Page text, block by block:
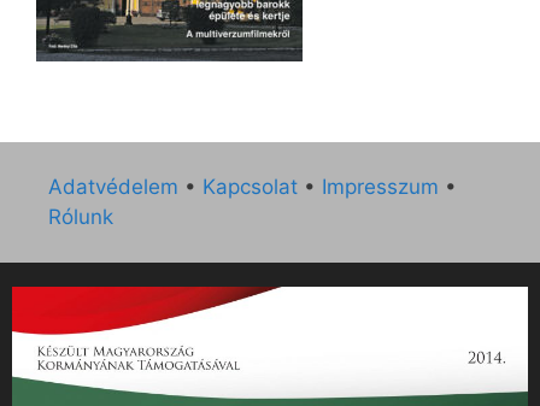
Adatvédelem • Kapcsolat • Impresszum •
Rólunk